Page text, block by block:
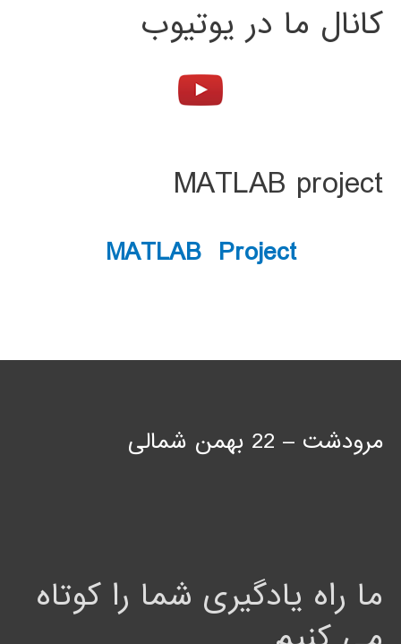
کانال ما در یوتیوب
MATLAB project
MATLAB Project
مرودشت – 22 بهمن شمالی
ما راه یادگیری شما را کوتاه